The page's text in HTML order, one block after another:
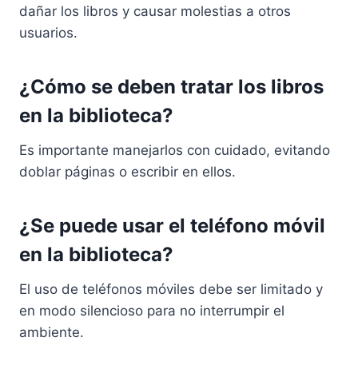
dañar los libros y causar molestias a otros
usuarios.
¿Cómo se deben tratar los libros
en la biblioteca?
Es importante manejarlos con cuidado, evitando
doblar páginas o escribir en ellos.
¿Se puede usar el teléfono móvil
en la biblioteca?
El uso de teléfonos móviles debe ser limitado y
en modo silencioso para no interrumpir el
ambiente.